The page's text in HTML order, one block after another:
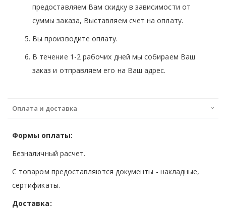
предоставляем Вам скидку в зависимости от
суммы заказа, Выставляем счет на оплату.
Вы производите оплату.
В течение 1-2 рабочих дней мы собираем Ваш
заказ и отправляем его на Ваш адрес.
Оплата и доставка
Формы оплаты:
Безналичный расчет.
С товаром предоставляются документы - накладные,
сертификаты.
Доставка: